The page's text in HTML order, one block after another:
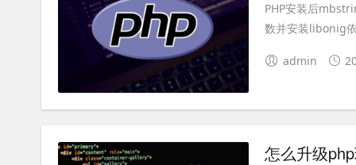
PHP安装后
数并安装libonig
admin
怎么升级